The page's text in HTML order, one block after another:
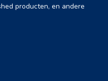
producten, en andere